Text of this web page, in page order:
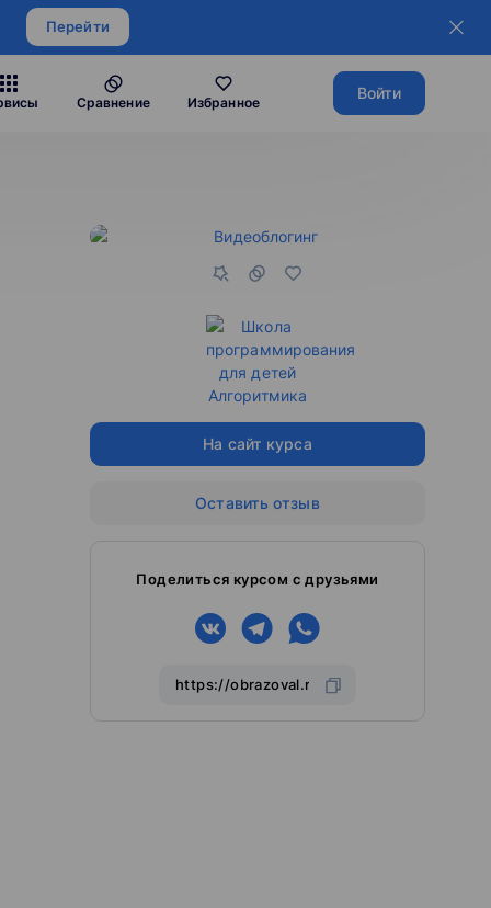
Перейти
Сравнение Избранное
Войти
На сайт курса
Оставить отзыв
Поделиться курсом с друзьями